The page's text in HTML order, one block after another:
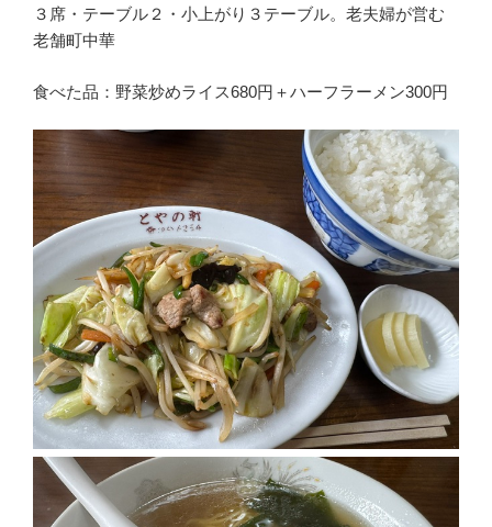
３席・テーブル２・小上がり３テーブル。老夫婦が営む
老舗町中華
食べた品：野菜炒めライス680円＋ハーフラーメン300円